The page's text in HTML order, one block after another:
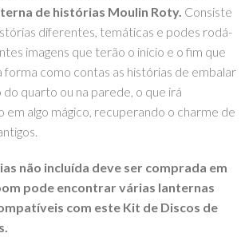
de histórias Moulin Roty. Consiste
diferentes, temáticas e podes rodá-
imagens que terão o início e o fim que
como contas as histórias de embalar
quarto ou na parede, o que irá
em algo mágico, recuperando o charme de
não incluída deve ser comprada em
pode encontrar várias lanternas
com este Kit de Discos de